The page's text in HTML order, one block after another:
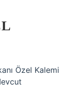
Özel Kalemi